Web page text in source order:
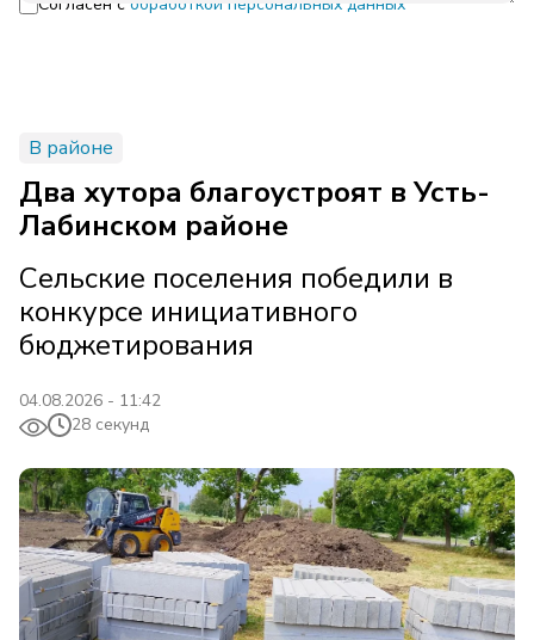
В районе
Два хутора благоустроят в Усть-
Лабинском районе
Сельские поселения победили в
конкурсе инициативного
бюджетирования
04.08.2026 - 11:42
28 секунд